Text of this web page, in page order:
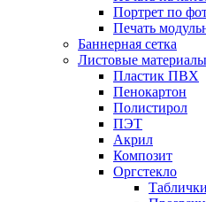
Портрет по
Печать
Баннерная сетка
Листовые материалы
Пластик ПВХ
Пенокартон
Полистирол
ПЭТ
Акрил
Композит
Оргстекло